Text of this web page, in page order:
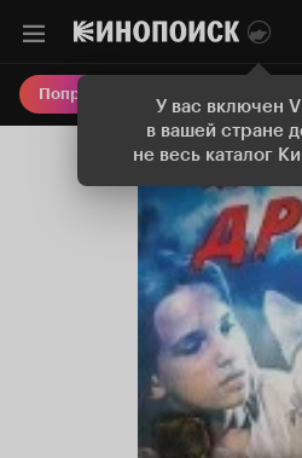
У вас включен
в вашей стране
не весь каталог
Попробовать Плюс